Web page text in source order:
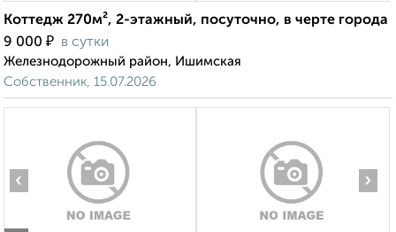
Коттедж 270м², 2-этажный, посуточно, в черте города
9 000 ₽ в сутки
Железнодорожный район, Ишимская
Собственник, 15.07.2026
‹ ›